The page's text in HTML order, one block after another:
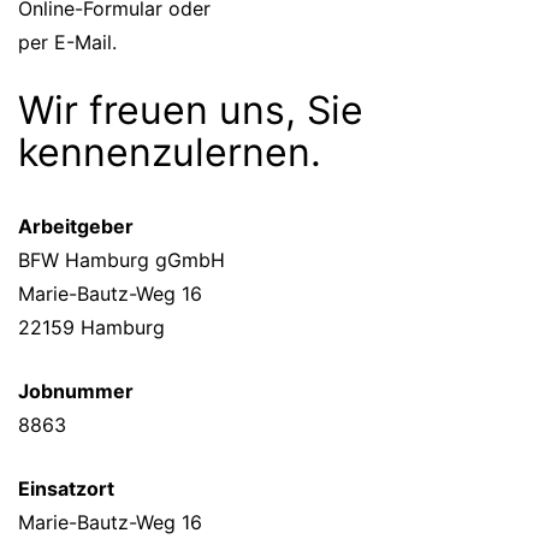
Online-Formular oder
per E-Mail.
Wir freuen uns, Sie
kennenzulernen.
Arbeitgeber
BFW Hamburg gGmbH
Marie-Bautz-Weg 16
22159 Hamburg
Jobnummer
8863
Einsatzort
Marie-Bautz-Weg 16